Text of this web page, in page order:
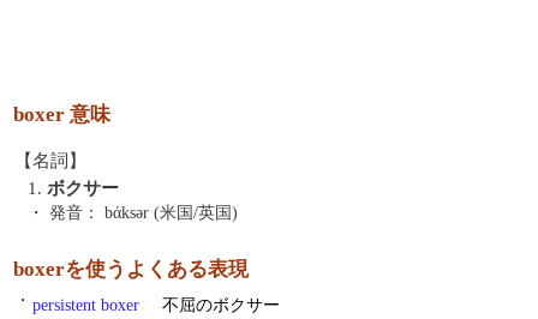
boxer 意味
【名詞】
1. ボクサー
・ 発音： bάksər (米国/英国)
boxerを使うよくある表現
・ persistent boxer 不屈のボクサー